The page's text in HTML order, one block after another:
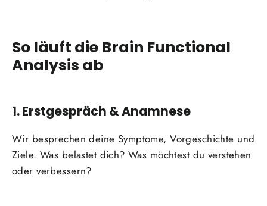
So läuft die Brain Functional
Analysis ab
1. Erstgespräch & Anamnese
Wir besprechen deine Symptome, Vorgeschichte und
Ziele. Was belastet dich? Was möchtest du verstehen
oder verbessern?